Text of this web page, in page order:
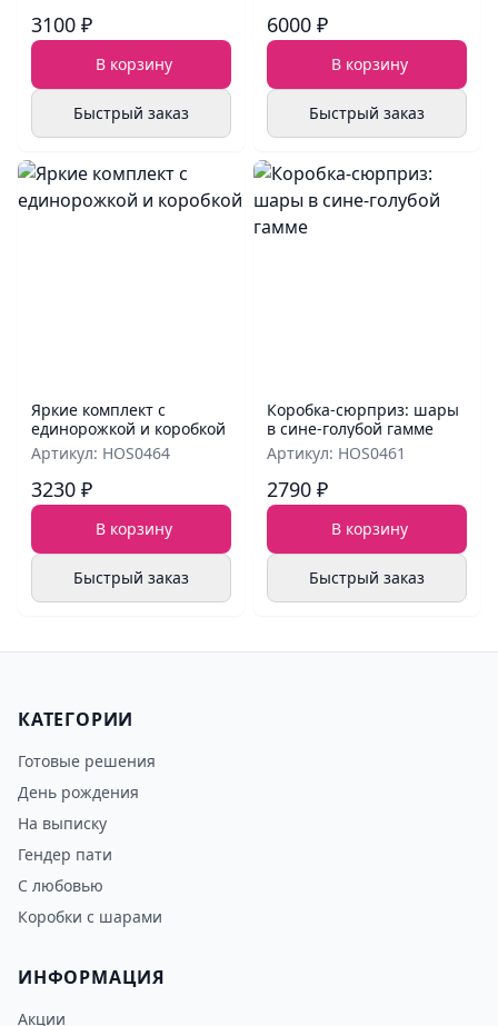
3100 ₽
В корзину
Быстрый заказ
6000 ₽
В корзину
Быстрый заказ
Яркие комплект с
единорожкой и коробкой
Артикул: HOS0464
3230 ₽
В корзину
Быстрый заказ
Коробка‑сюрприз: шары
в сине‑голубой гамме
Артикул: HOS0461
2790 ₽
В корзину
Быстрый заказ
КАТЕГОРИИ
Готовые решения
День рождения
На выписку
Гендер пати
С любовью
Коробки с шарами
ИНФОРМАЦИЯ
Акции